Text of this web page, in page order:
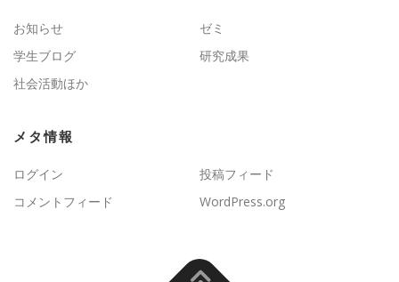
お知らせ
ゼミ
学生ブログ
研究成果
社会活動ほか
メタ情報
ログイン
投稿フィード
コメントフィード
WordPress.org